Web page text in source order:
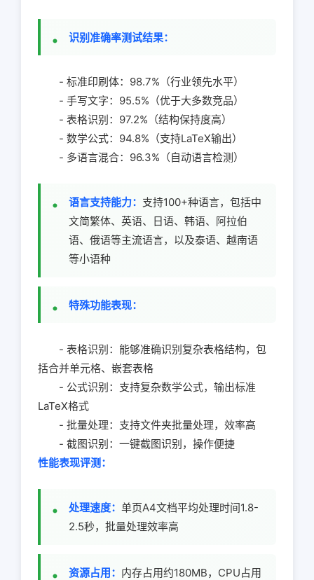
识别准确率测试结果：
- 标准印刷体：98.7%（行业领先水平）
- 手写文字：95.5%（优于大多数竞品）
- 表格识别：97.2%（结构保持度高）
- 数学公式：94.8%（支持LaTeX输出）
- 多语言混合：96.3%（自动语言检测）
语言支持能力： 支持100+种语言，包括中
文简繁体、英语、日语、韩语、阿拉伯
语、俄语等主流语言，以及泰语、越南语
等小语种
特殊功能表现：
- 表格识别：能够准确识别复杂表格结构，包
括合并单元格、嵌套表格
- 公式识别：支持复杂数学公式，输出标准
LaTeX格式
- 批量处理：支持文件夹批量处理，效率高
- 截图识别：一键截图识别，操作便捷
性能表现评测：
处理速度： 单页A4文档平均处理时间1.8-
2.5秒，批量处理效率高
资源占用： 内存占用约180MB，CPU占用